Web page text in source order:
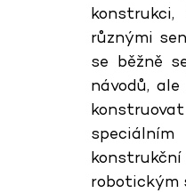
různými
se běžně
návodů,
konstrukční
robotickým